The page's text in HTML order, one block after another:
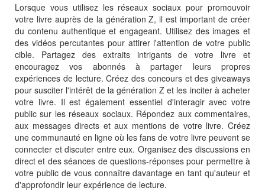
Lorsque vous utilisez les réseaux sociaux pour promouvoir
votre livre auprès de la génération Z, il est important de créer
du contenu authentique et engageant. Utilisez des images et
des vidéos percutantes pour attirer l'attention de votre public
cible. Partagez des extraits intrigants de votre livre et
encouragez vos abonnés à partager leurs propres
expériences de lecture. Créez des concours et des giveaways
pour susciter l'intérêt de la génération Z et les inciter à acheter
votre livre. Il est également essentiel d'interagir avec votre
public sur les réseaux sociaux. Répondez aux commentaires,
aux messages directs et aux mentions de votre livre. Créez
une communauté en ligne où les fans de votre livre peuvent se
connecter et discuter entre eux. Organisez des discussions en
direct et des séances de questions-réponses pour permettre à
votre public de vous connaître davantage en tant qu'auteur et
d'approfondir leur expérience de lecture.